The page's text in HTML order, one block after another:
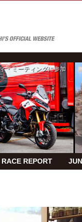
・ミーティングに参加
RACE REPORT